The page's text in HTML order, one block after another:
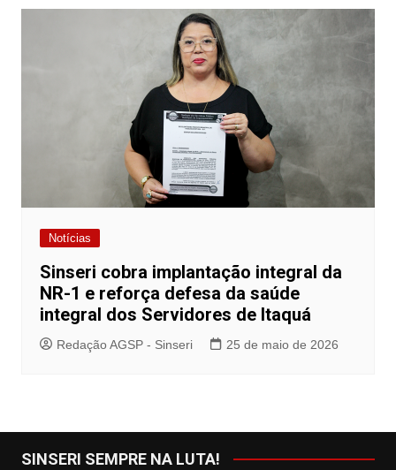
Notícias
Sinseri cobra implantação integral da
NR-1 e reforça defesa da saúde
integral dos Servidores de Itaquá
Redação AGSP - Sinseri 25 de maio de 2026
SINSERI SEMPRE NA LUTA!